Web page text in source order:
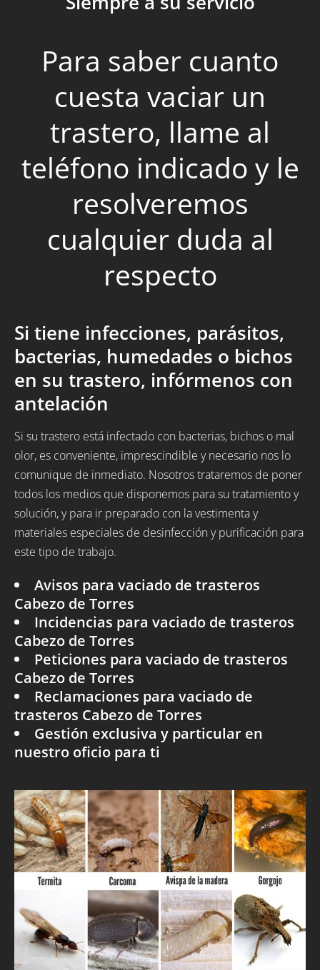
Para saber cuanto
cuesta vaciar un
trastero, llame al
teléfono indicado y le
resolveremos
cualquier duda al
respecto
Si tiene infecciones, parásitos,
bacterias, humedades o bichos
en su trastero, infórmenos con
antelación
Si su trastero está infectado con bacterias, bichos o mal
olor, es conveniente, imprescindible y necesario nos lo
comunique de inmediato. Nosotros trataremos de poner
todos los medios que disponemos para su tratamiento y
solución, y para ir preparado con la vestimenta y
materiales especiales de desinfección y purificación para
este tipo de trabajo.
Avisos para vaciado de trasteros
Cabezo de Torres
Incidencias para vaciado de trasteros
Cabezo de Torres
Peticiones para vaciado de trasteros
Cabezo de Torres
Reclamaciones para vaciado de
trasteros Cabezo de Torres
Gestión exclusiva y particular en
nuestro oficio para ti